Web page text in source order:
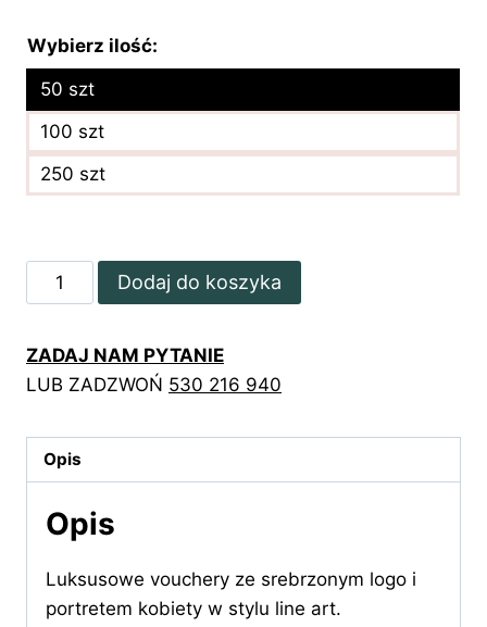
Wybierz ilość:
50 szt
100 szt
250 szt
ilość
Posrebrzane
z
rysunkiem
styli
line
Dodaj do koszyka
ZADAJ NAM PYTANIE
LUB ZADZWOŃ 530 216 940
Opis
Opis
Luksusowe vouchery ze srebrzonym logo i
portretem kobiety w stylu line art.